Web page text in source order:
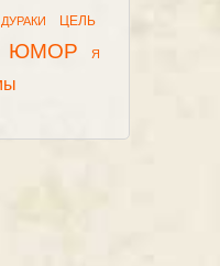
ЦЕЛЬ
ЮМОР Я